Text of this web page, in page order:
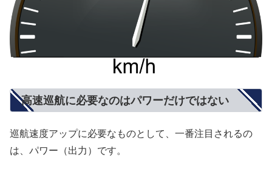
高速巡航に必要なのはパワーだけではない
巡航速度アップに必要なものとして、一番注目されるの
は、パワー（出力）です。